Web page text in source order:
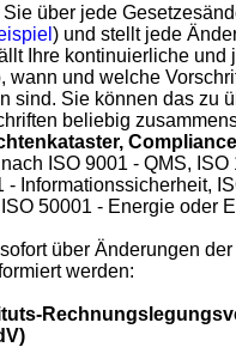
über jede
) und stellt jede
Ihre kontinuierliche
wann und welche
sind. Sie können das zu
beliebig
Compliance
nach ISO 9001 - QMS,
- Informationssicherheit,
50001 - Energie oder
über Änderungen
werden: